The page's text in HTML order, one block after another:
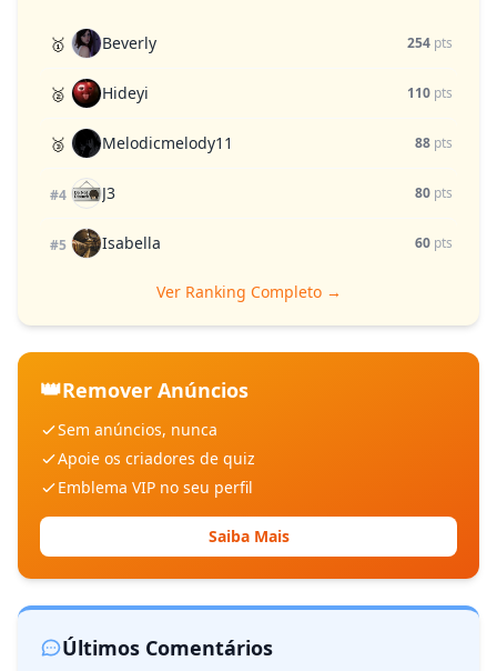
🥇 Beverly 254 pts
🥈 Hideyi 110 pts
🥉 Melodicmelody11 88 pts
#4 J3 80 pts
#5 Isabella 60 pts
Ver Ranking Completo →
👑Remover Anúncios
Sem anúncios, nunca
Apoie os criadores de quiz
Emblema VIP no seu perfil
Saiba Mais
Últimos Comentários